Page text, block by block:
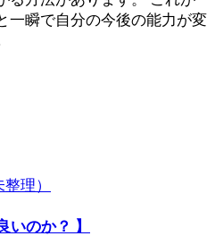
一瞬で自分の今後の能力が変
理）
いのか？ 】